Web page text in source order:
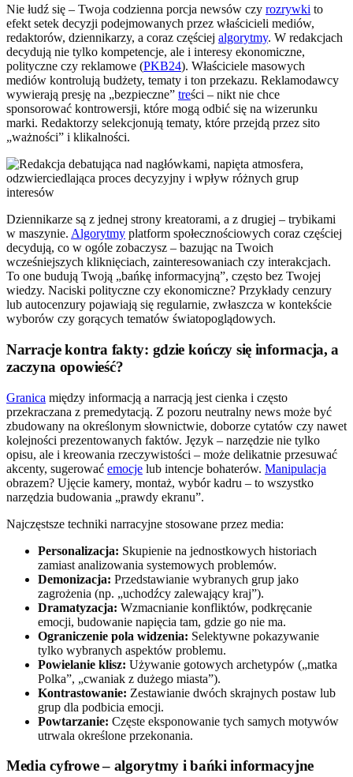
Nie łudź się – Twoja codzienna porcja newsów czy rozrywki to
efekt setek decyzji podejmowanych przez właścicieli mediów,
redaktorów, dziennikarzy, a coraz częściej algorytmy. W redakcjach
decydują nie tylko kompetencje, ale i interesy ekonomiczne,
polityczne czy reklamowe (PKB24). Właściciele masowych
mediów kontrolują budżety, tematy i ton przekazu. Reklamodawcy
wywierają presję na „bezpieczne” treści – nikt nie chce
sponsorować kontrowersji, które mogą odbić się na wizerunku
marki. Redaktorzy selekcjonują tematy, które przejdą przez sito
„ważności” i klikalności.
Dziennikarze są z jednej strony kreatorami, a z drugiej – trybikami
w maszynie. Algorytmy platform społecznościowych coraz częściej
decydują, co w ogóle zobaczysz – bazując na Twoich
wcześniejszych kliknięciach, zainteresowaniach czy interakcjach.
To one budują Twoją „bańkę informacyjną”, często bez Twojej
wiedzy. Naciski polityczne czy ekonomiczne? Przykłady cenzury
lub autocenzury pojawiają się regularnie, zwłaszcza w kontekście
wyborów czy gorących tematów światopoglądowych.
Narracje kontra fakty: gdzie kończy się informacja, a
zaczyna opowieść?
Granica między informacją a narracją jest cienka i często
przekraczana z premedytacją. Z pozoru neutralny news może być
zbudowany na określonym słownictwie, doborze cytatów czy nawet
kolejności prezentowanych faktów. Język – narzędzie nie tylko
opisu, ale i kreowania rzeczywistości – może delikatnie przesuwać
akcenty, sugerować emocje lub intencje bohaterów. Manipulacja
obrazem? Ujęcie kamery, montaż, wybór kadru – to wszystko
narzędzia budowania „prawdy ekranu”.
Najczęstsze techniki narracyjne stosowane przez media:
Personalizacja: Skupienie na jednostkowych historiach
zamiast analizowania systemowych problemów.
Demonizacja: Przedstawianie wybranych grup jako
zagrożenia (np. „uchodźcy zalewający kraj”).
Dramatyzacja: Wzmacnianie konfliktów, podkręcanie
emocji, budowanie napięcia tam, gdzie go nie ma.
Ograniczenie pola widzenia: Selektywne pokazywanie
tylko wybranych aspektów problemu.
Powielanie klisz: Używanie gotowych archetypów („matka
Polka”, „cwaniak z dużego miasta”).
Kontrastowanie: Zestawianie dwóch skrajnych postaw lub
grup dla podbicia emocji.
Powtarzanie: Częste eksponowanie tych samych motywów
utrwala określone przekonania.
Media cyfrowe – algorytmy i bańki informacyjne